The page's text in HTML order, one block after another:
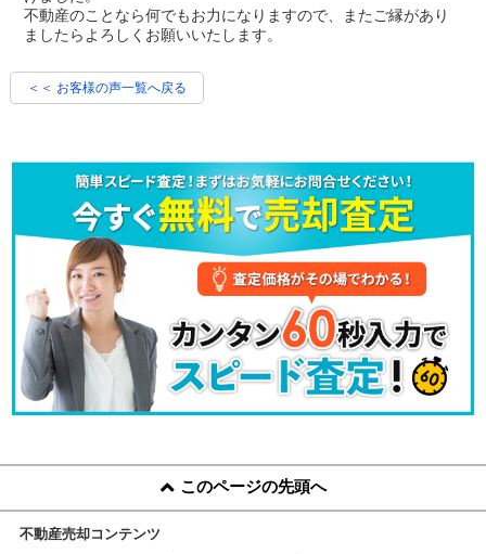
不動産のことなら何でもお力になりますので、またご縁があり
ましたらよろしくお願いいたします。
＜＜ お客様の声一覧へ戻る
このページの先頭へ
不動産売却コンテンツ